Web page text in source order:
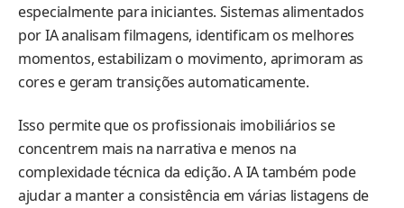
especialmente para iniciantes. Sistemas alimentados
por IA analisam filmagens, identificam os melhores
momentos, estabilizam o movimento, aprimoram as
cores e geram transições automaticamente.
Isso permite que os profissionais imobiliários se
concentrem mais na narrativa e menos na
complexidade técnica da edição. A IA também pode
ajudar a manter a consistência em várias listagens de